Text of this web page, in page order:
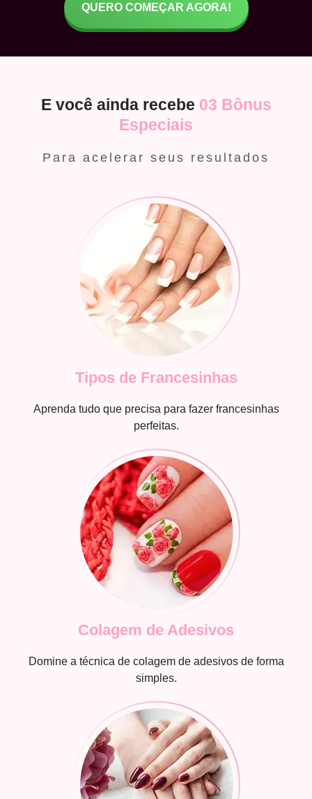
QUERO COMEÇAR AGORA!
E você ainda recebe 03 Bônus
Especiais
Para acelerar seus resultados
Tipos de Francesinhas
Aprenda tudo que precisa para fazer francesinhas
perfeitas.
Colagem de Adesivos
Domine a técnica de colagem de adesivos de forma
simples.